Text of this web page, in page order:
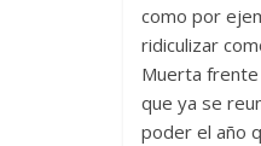
como por
ridiculizar
Muerta frente
que ya se
poder el año